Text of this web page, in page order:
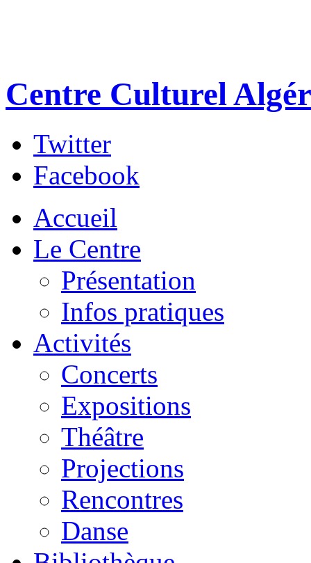
Centre Culturel
Twitter
Facebook
Accueil
Le Centre
Présentation
Infos pratiques
Activités
Concerts
Expositions
Théâtre
Projections
Rencontres
Danse